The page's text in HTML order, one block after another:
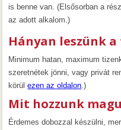
is benne van. (Elsősorban a
az adott alkalom.)
Hányan leszünk a
Minimum hatan, maximum
szeretnétek jönni, vagy privát
körülezen az oldalon.)
Mit hozzunk
Érdemes dobozzal készülni,